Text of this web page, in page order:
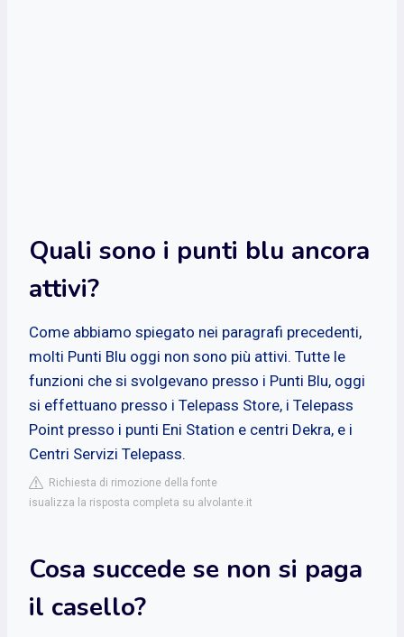
Quali sono i punti blu ancora
attivi?
Come abbiamo spiegato nei paragrafi precedenti,
molti Punti Blu oggi non sono più attivi. Tutte le
funzioni che si svolgevano presso i Punti Blu, oggi
si effettuano presso i Telepass Store, i Telepass
Point presso i punti Eni Station e centri Dekra, e i
Centri Servizi Telepass.
Richiesta di rimozione della fonte
isualizza la risposta completa su alvolante.it
Cosa succede se non si paga
il casello?